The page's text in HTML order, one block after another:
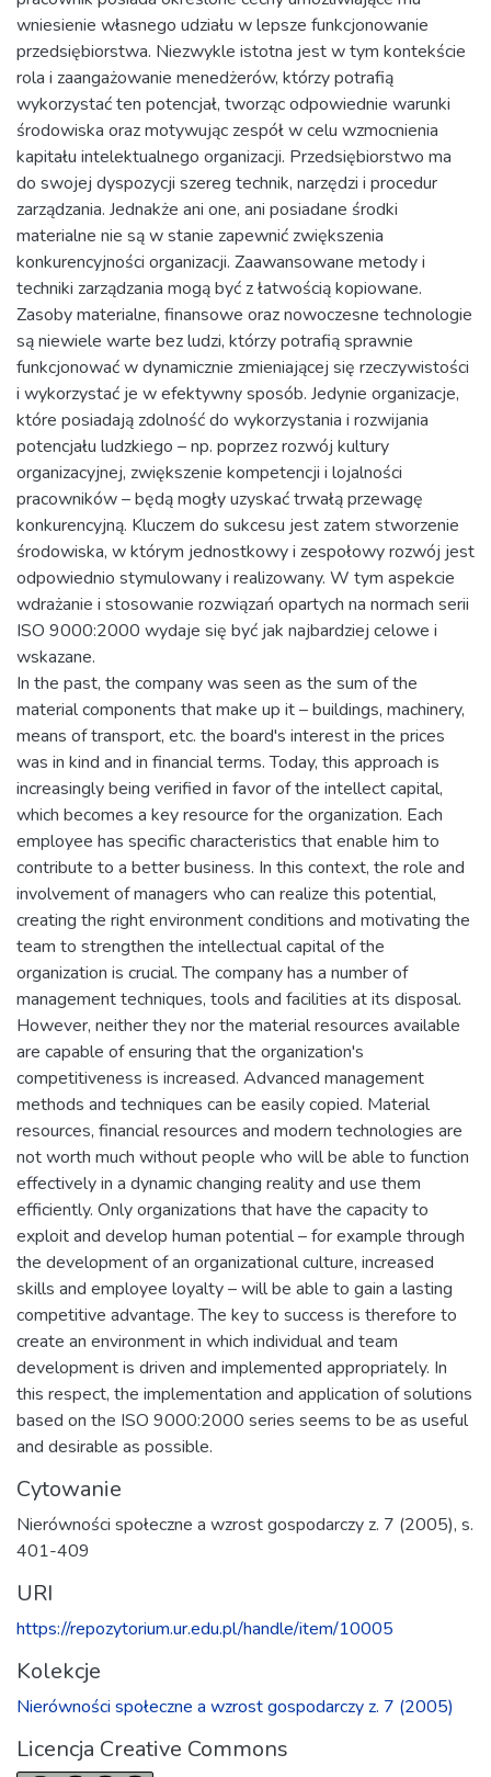
wniesienie własnego udziału w lepsze funkcjonowanie
przedsiębiorstwa. Niezwykle istotna jest w tym kontekście
rola i zaangażowanie menedżerów, którzy potrafią
wykorzystać ten potencjał, tworząc odpowiednie warunki
środowiska oraz motywując zespół w celu wzmocnienia
kapitału intelektualnego organizacji. Przedsiębiorstwo ma
do swojej dyspozycji szereg technik, narzędzi i procedur
zarządzania. Jednakże ani one, ani posiadane środki
materialne nie są w stanie zapewnić zwiększenia
konkurencyjności organizacji. Zaawansowane metody i
techniki zarządzania mogą być z łatwością kopiowane.
Zasoby materialne, finansowe oraz nowoczesne technologie
są niewiele warte bez ludzi, którzy potrafią sprawnie
funkcjonować w dynamicznie zmieniającej się rzeczywistości
i wykorzystać je w efektywny sposób. Jedynie organizacje,
które posiadają zdolność do wykorzystania i rozwijania
potencjału ludzkiego – np. poprzez rozwój kultury
organizacyjnej, zwiększenie kompetencji i lojalności
pracowników – będą mogły uzyskać trwałą przewagę
konkurencyjną. Kluczem do sukcesu jest zatem stworzenie
środowiska, w którym jednostkowy i zespołowy rozwój jest
odpowiednio stymulowany i realizowany. W tym aspekcie
wdrażanie i stosowanie rozwiązań opartych na normach serii
ISO 9000:2000 wydaje się być jak najbardziej celowe i
wskazane.
In the past, the company was seen as the sum of the
material components that make up it – buildings, machinery,
means of transport, etc. the board's interest in the prices
was in kind and in financial terms. Today, this approach is
increasingly being verified in favor of the intellect capital,
which becomes a key resource for the organization. Each
employee has specific characteristics that enable him to
contribute to a better business. In this context, the role and
involvement of managers who can realize this potential,
creating the right environment conditions and motivating the
team to strengthen the intellectual capital of the
organization is crucial. The company has a number of
management techniques, tools and facilities at its disposal.
However, neither they nor the material resources available
are capable of ensuring that the organization's
competitiveness is increased. Advanced management
methods and techniques can be easily copied. Material
resources, financial resources and modern technologies are
not worth much without people who will be able to function
effectively in a dynamic changing reality and use them
efficiently. Only organizations that have the capacity to
exploit and develop human potential – for example through
the development of an organizational culture, increased
skills and employee loyalty – will be able to gain a lasting
competitive advantage. The key to success is therefore to
create an environment in which individual and team
development is driven and implemented appropriately. In
this respect, the implementation and application of solutions
based on the ISO 9000:2000 series seems to be as useful
and desirable as possible.
Cytowanie
Nierówności społeczne a wzrost gospodarczy z. 7 (2005), s.
401-409
URI
https://repozytorium.ur.edu.pl/handle/item/10005
Kolekcje
Nierówności społeczne a wzrost gospodarczy z. 7 (2005)
Licencja Creative Commons